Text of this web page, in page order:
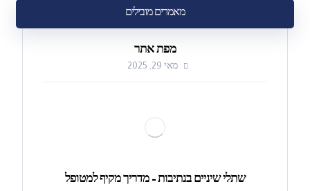
מאמרים מובילים
מפת אתר
מאי 29, 2025
שתלי שיניים בנתיבות – מדריך מקיף למטופל